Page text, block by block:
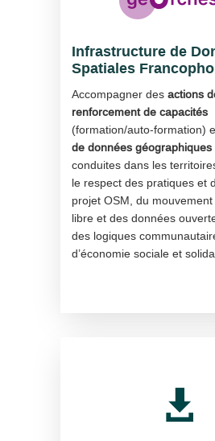
Infrastructure de
Spatiales
Accompagner desactions
renforcement de capacités
(formation/auto-formation)
de données géographiques
conduites dans les
le respect des pratiques et
projet OSM, du
libre et des données
des logiques
d’économie sociale et
